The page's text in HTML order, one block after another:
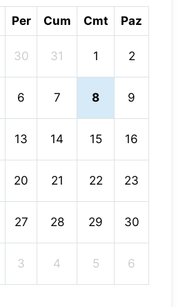
Per Cum Cmt Paz
30 31 1 2
6 7 8 9
13 14 15 16
20 21 22 23
27 28 29 30
3 4 5 6